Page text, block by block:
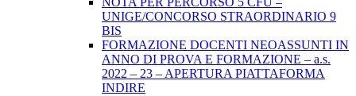
UNIGE/CONCORSO STRAORDINARIO 9
BIS
FORMAZIONE DOCENTI NEOASSUNTI IN
ANNO DI PROVA E FORMAZIONE – a.s.
2022 – 23 – APERTURA PIATTAFORMA
INDIRE